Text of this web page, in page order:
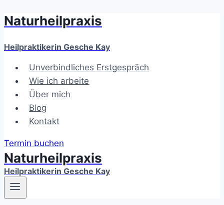
Zum
springen
Naturheilpraxis
Heilpraktikerin Gesche Kay
Unverbindliches Erstgespräch
Wie ich arbeite
Über mich
Blog
Kontakt
Termin buchen
Naturheilpraxis
Heilpraktikerin Gesche Kay